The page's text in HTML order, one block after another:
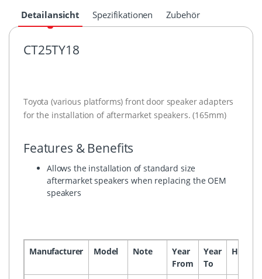
Detailansicht Spezifikationen Zubehör
CT25TY18
Toyota (various platforms) front door speaker adapters
for the installation of aftermarket speakers. (165mm)
Features & Benefits
Allows the installation of standard size
aftermarket speakers when replacing the OEM
speakers
Manufacturer Model Note
Year
From
Year
To